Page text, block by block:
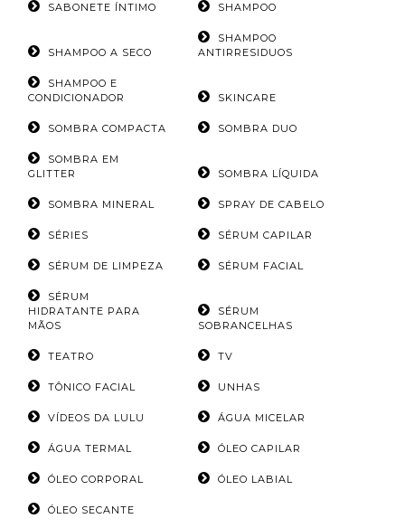
SABONETE ÍNTIMO SHAMPOO
SHAMPOO A SECO
SHAMPOO
ANTIRRESIDUOS
SHAMPOO E
CONDICIONADOR
SKINCARE
SOMBRA COMPACTA SOMBRA DUO
SOMBRA EM
GLITTER
SOMBRA LÍQUIDA
SOMBRA MINERAL SPRAY DE CABELO
SÉRIES SÉRUM CAPILAR
SÉRUM DE LIMPEZA SÉRUM FACIAL
SÉRUM
HIDRATANTE PARA
MÃOS
SÉRUM
SOBRANCELHAS
TEATRO TV
TÔNICO FACIAL UNHAS
VÍDEOS DA LULU ÁGUA MICELAR
ÁGUA TERMAL ÓLEO CAPILAR
ÓLEO CORPORAL ÓLEO LABIAL
ÓLEO SECANTE